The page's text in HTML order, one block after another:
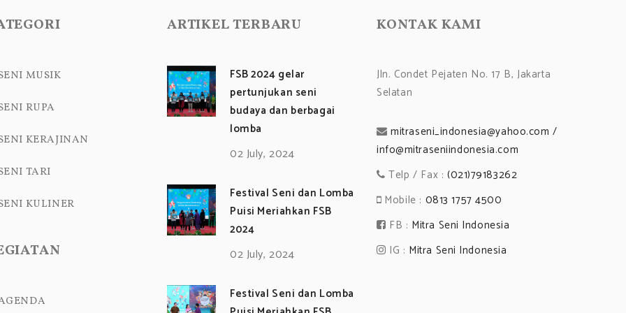
MUSIK
RUPA
KERAJINAN
TARI
KULINER
ARTIKEL TERBARU
FSB 2024 gelar
pertunjukan seni
budaya dan berbagai
lomba
02 July, 2024
Festival Seni dan Lomba
Puisi Meriahkan FSB
2024
02 July, 2024
Festival Seni dan Lomba
KONTAK KAMI
Jln. Condet Pejaten No. 17 B, Jakarta
Selatan
mitraseni_indonesia@yahoo.com /
info@mitraseniindonesia.com
Telp / Fax :(021)79183262
Mobile : 0813 1757 4500
FB : Mitra Seni Indonesia
IG : Mitra Seni Indonesia